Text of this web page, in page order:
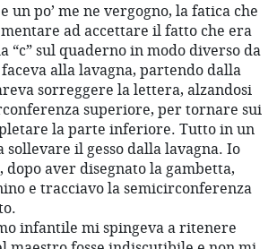
un po’ me ne vergogno, la fatica che
ad accettare il fatto che era
“c” sul quaderno in modo diverso da
alla lavagna, partendo dalla
sorreggere la lettera, alzandosi
superiore, per tornare sui
la parte inferiore. Tutto in un
sollevare il gesso dalla lavagna. Io
dopo aver disegnato la gambetta,
e tracciavo la semicirconferenza
infantile mi spingeva a ritenere